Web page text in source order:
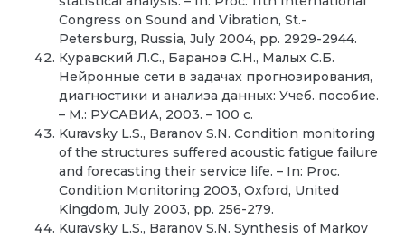
Congress on Sound and Vibration, St.-
Petersburg, Russia, July 2004, pp. 2929-2944.
Куравский Л.С., Баранов С.Н., Малых С.Б.
Нейронные сети в задачах прогнозирования,
диагностики и анализа данных: Учеб. пособие.
– М.: РУСАВИА, 2003. – 100 с.
Kuravsky L.S., Baranov S.N. Condition monitoring
of the structures suffered acoustic fatigue failure
and forecasting their service life. – In: Proc.
Condition Monitoring 2003, Oxford, United
Kingdom, July 2003, pp. 256-279.
Kuravsky L.S., Baranov S.N. Synthesis of Markov